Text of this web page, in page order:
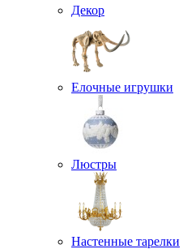
Декор
Елочные игрушки
Люстры
Настенные тарелки